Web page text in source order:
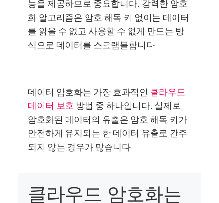
능을 제공하므로 중요합니다. 강력한 암호
화 알고리즘은 암호 해독 키 없이는 데이터
를 읽을 수 없고 사용할 수 없게 만드는 방
식으로 데이터를 스크램블합니다.
데이터 암호화는 가장 효과적인 클라우드
데이터 보호 방법 중 하나입니다. 실제로
암호화된 데이터의 유출은 암호 해독 키가
안전하게 유지되는 한 데이터 유출로 간주
되지 않는 경우가 많습니다.
클라우드 암호화는